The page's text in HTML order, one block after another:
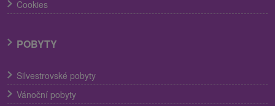
Cookies
POBYTY
Silvestrovské pobyty
Vánoční pobyty